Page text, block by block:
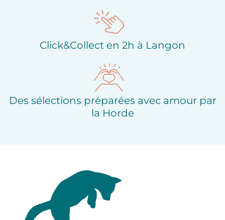
Click&Collect en 2h à Langon
Des sélections préparées avec amour par
la Horde